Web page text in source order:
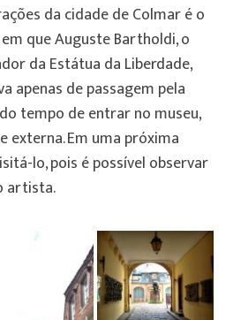
da cidade de Colmar é o
em que Auguste Bartholdi, o
da Estátua da Liberdade,
apenas de passagem pela
tempo de entrar no museu,
externa. Em uma próxima
lo, pois é possível observar
artista.